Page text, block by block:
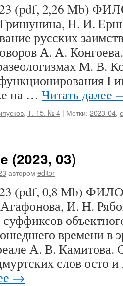
(pdf, 2,26 Mb)
Н. И.
русских
А. А.
М. В.
I
на … Читать далее
, Т. 15. № 4 | Метки: 2023-04,
(2023, 03)
автором editor
(pdf, 0,8 Mb)
И. Н.
времени в
А. В. Камитова.
слов осто
→